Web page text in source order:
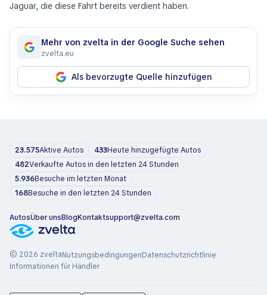
Jaguar, die diese Fahrt bereits verdient haben.
Mehr von zvelta in der Google Suche sehen
zvelta.eu
Als bevorzugte Quelle hinzufügen
23.575Aktive Autos 433Heute hinzugefügte Autos
482Verkaufte Autos in den letzten 24 Stunden
5.936Besuche im letzten Monat
168Besuche in den letzten 24 Stunden
AutosÜber unsBlogKontaktsupport@zvelta.com
© 2026 zveltaNutzungsbedingungenDatenschutzrichtlinie
Informationen für Händler